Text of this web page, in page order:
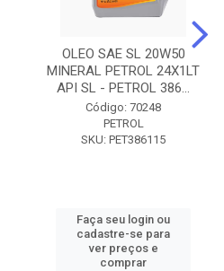
OLEO SAE SL 20W50
MINERAL PETROL 24X1LT
API SL - PETROL 386...
Código: 70248
PETROL
SKU: PET386115
Faça seu login ou
cadastre-se para
ver preços e
comprar